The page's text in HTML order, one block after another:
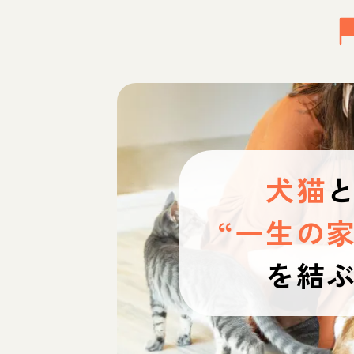
犬猫
“一生の
を結